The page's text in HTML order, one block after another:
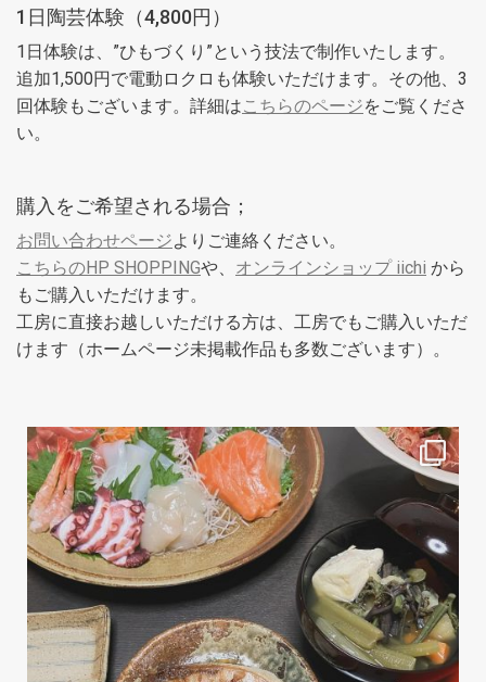
1日陶芸体験（4,800円）
1日体験は、”ひもづくり”という技法で制作いたします。
追加1,500円で電動ロクロも体験いただけます。その他、3
回体験もございます。詳細はこちらのページをご覧くださ
い。
購入をご希望される場合；
お問い合わせページよりご連絡ください。
こちらのHP SHOPPINGや、 オンラインショップ iichi から
もご購入いただけます。
工房に直接お越しいただける方は、工房でもご購入いただ
けます（ホームページ未掲載作品も多数ございます）。